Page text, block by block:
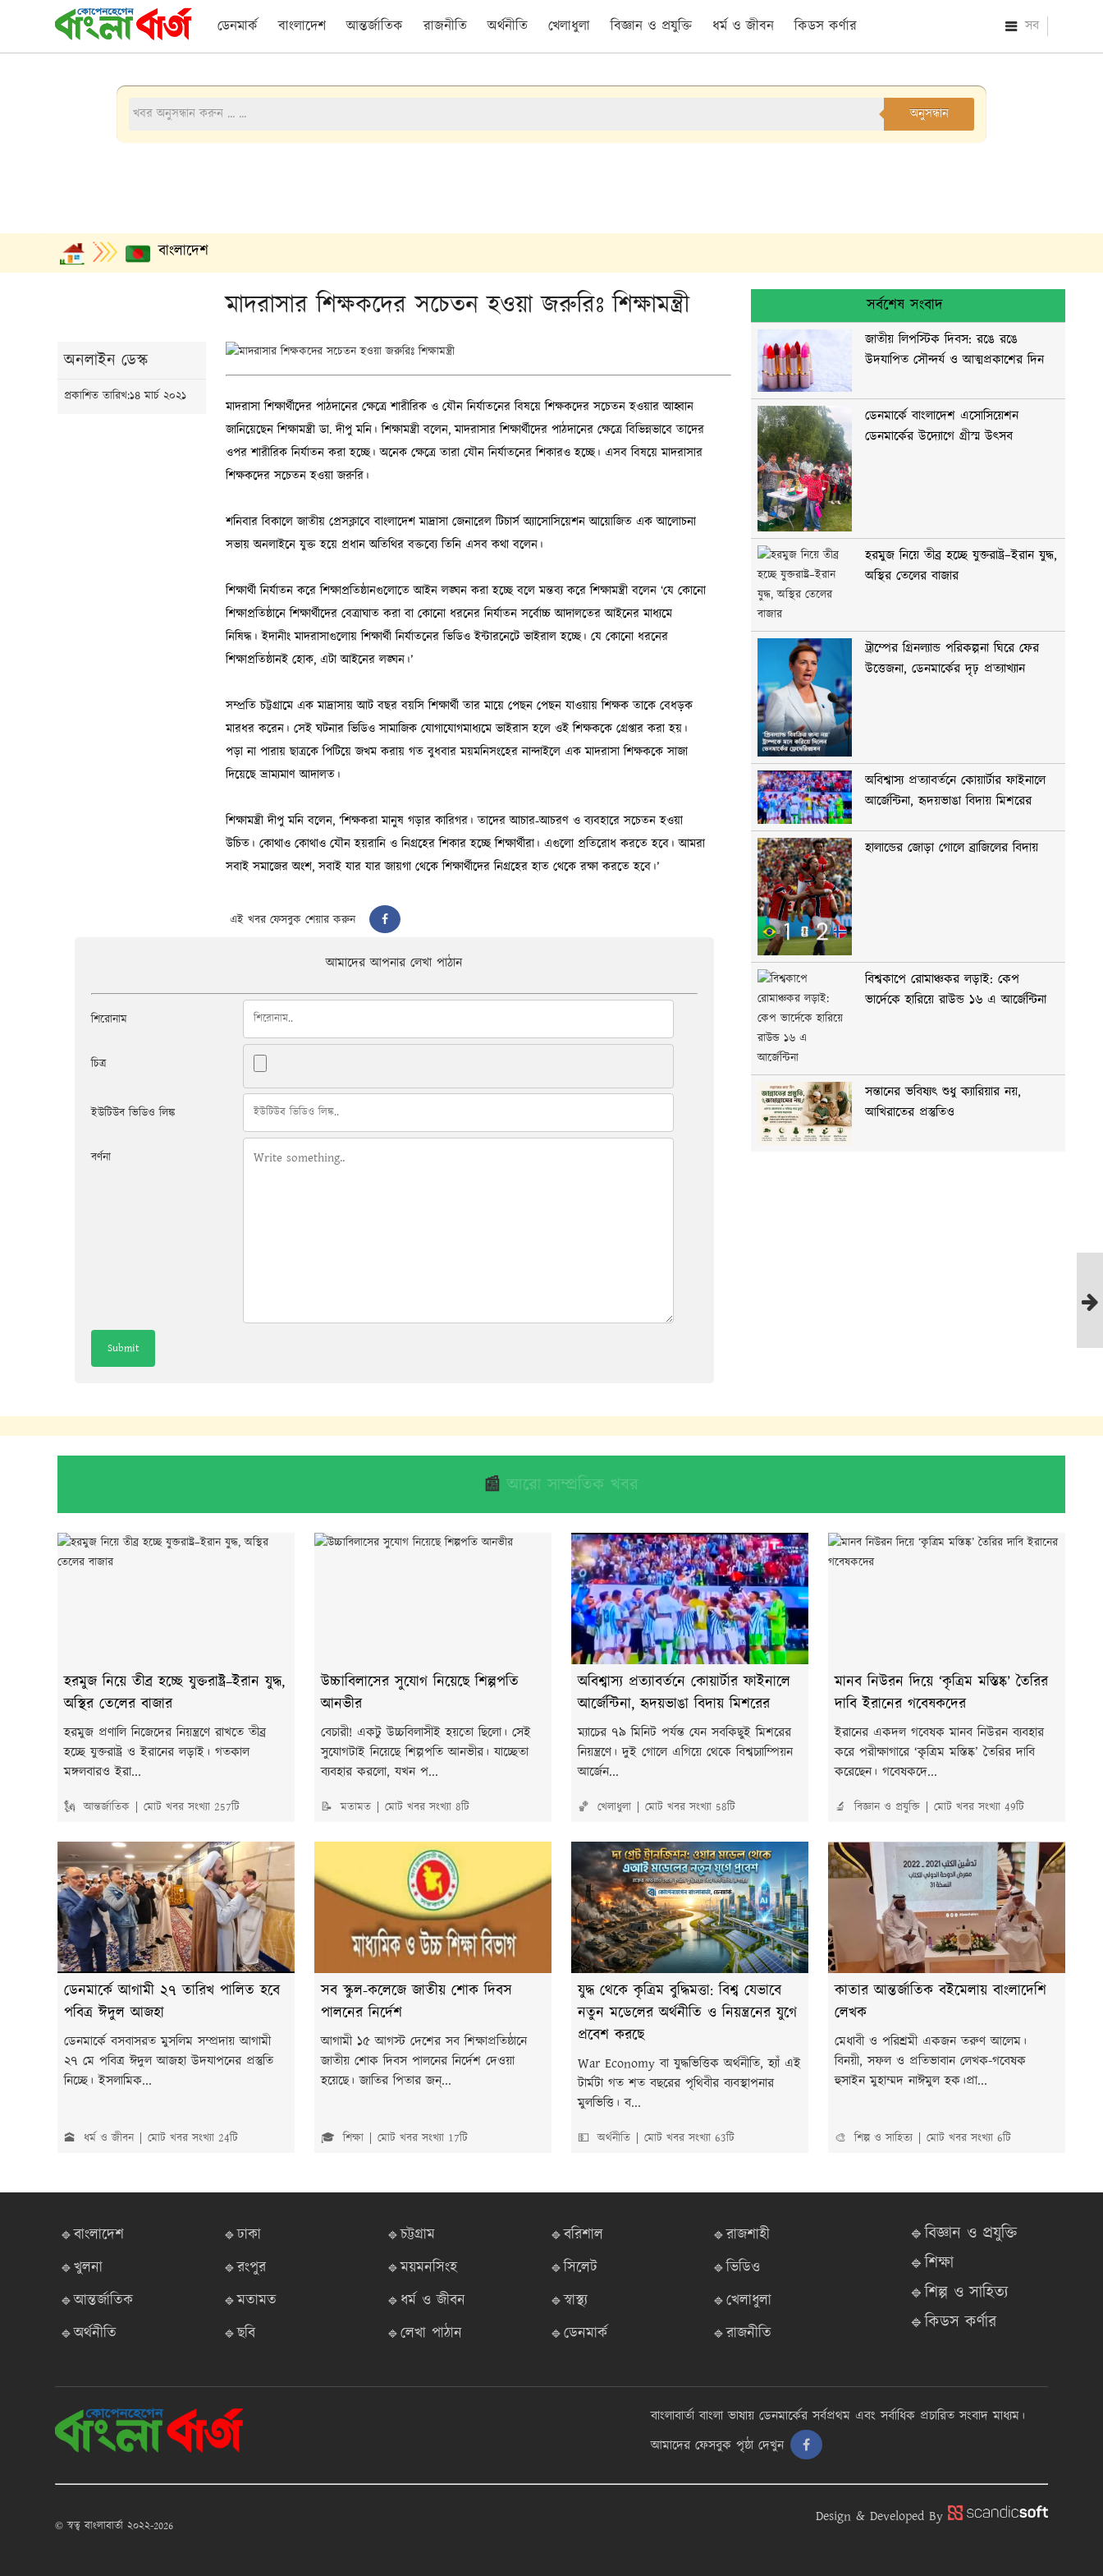
সব
ডেনমার্ক বাংলাদেশ আন্তর্জাতিক রাজনীতি অর্থনীতি খেলাধুলা বিজ্ঞান ও প্রযুক্তি ধর্ম ও জীবন কিডস কর্ণার
অনুসন্ধান
বাংলাদেশ
মাদরাসার শিক্ষকদের সচেতন হওয়া জরুরিঃ শিক্ষামন্ত্রী
অনলাইন ডেস্ক
প্রকাশিত তারিখ:১৪ মার্চ ২০২১
এই খবর ফেসবুক শেয়ার করুন
আমাদের আপনার লেখা পাঠান
শিরোনাম
চিত্র
ইউটিউব ভিডিও লিঙ্ক
বর্ণনা
সর্বশেষ সংবাদ
জাতীয় লিপস্টিক দিবস: রঙে রঙে
উদযাপিত সৌন্দর্য ও আত্মপ্রকাশের দিন
ডেনমার্কে বাংলাদেশ এসোসিয়েশন
ডেনমার্কের উদ্যোগে গ্রীস্ম উৎসব
হরমুজ নিয়ে তীব্র হচ্ছে যুক্তরাষ্ট্র–ইরান যুদ্ধ,
অস্থির তেলের বাজার
ট্রাম্পের গ্রিনল্যান্ড পরিকল্পনা ঘিরে ফের
উত্তেজনা, ডেনমার্কের দৃঢ় প্রত্যাখ্যান
অবিশ্বাস্য প্রত্যাবর্তনে কোয়ার্টার ফাইনালে
আর্জেন্টিনা, হৃদয়ভাঙা বিদায় মিশরের
হালান্ডের জোড়া গোলে ব্রাজিলের বিদায়
বিশ্বকাপে রোমাঞ্চকর লড়াই: কেপ
ভার্দেকে হারিয়ে রাউন্ড ১৬ এ আর্জেন্টিনা
সন্তানের ভবিষ্যৎ শুধু ক্যারিয়ার নয়,
আখিরাতের প্রস্তুতিও
📰আরো সাম্প্রতিক খবর
হরমুজ নিয়ে তীব্র হচ্ছে যুক্তরাষ্ট্র–ইরান যুদ্ধ,
অস্থির তেলের বাজার
হরমুজ প্রণালি নিজেদের নিয়ন্ত্রণে রাখতে তীব্র
হচ্ছে যুক্তরাষ্ট্র ও ইরানের লড়াই। গতকাল
মঙ্গলবারও ইরা...
🗽 আন্তর্জাতিক মোট খবর সংখ্যা 257টি
উচ্চাবিলাসের সুযোগ নিয়েছে শিল্পপতি
আনভীর
বেচারী! একটু উচ্চবিলাসীই হয়তো ছিলো। সেই
সুযোগটাই নিয়েছে শিল্পপতি আনভীর। যাচ্ছেতা
ব্যবহার করলো, যখন প...
📝 মতামত মোট খবর সংখ্যা 8টি
অবিশ্বাস্য প্রত্যাবর্তনে কোয়ার্টার ফাইনালে
আর্জেন্টিনা, হৃদয়ভাঙা বিদায় মিশরের
ম্যাচের ৭৯ মিনিট পর্যন্ত যেন সবকিছুই মিশরের
নিয়ন্ত্রণে। দুই গোলে এগিয়ে থেকে বিশ্বচ্যাম্পিয়ন
আর্জেন...
🏀 খেলাধুলা মোট খবর সংখ্যা 58টি
মানব নিউরন দিয়ে ‘কৃত্রিম মস্তিষ্ক’ তৈরির
দাবি ইরানের গবেষকদের
ইরানের একদল গবেষক মানব নিউরন ব্যবহার
করে পরীক্ষাগারে ‘কৃত্রিম মস্তিষ্ক’ তৈরির দাবি
করেছেন। গবেষকদে...
🔬 বিজ্ঞান ও প্রযুক্তি মোট খবর সংখ্যা 49টি
ডেনমার্কে আগামী ২৭ তারিখ পালিত হবে
পবিত্র ঈদুল আজহা
ডেনমার্কে বসবাসরত মুসলিম সম্প্রদায় আগামী
২৭ মে পবিত্র ঈদুল আজহা উদযাপনের প্রস্তুতি
নিচ্ছে। ইসলামিক...
🕋 ধর্ম ও জীবন মোট খবর সংখ্যা 24টি
সব স্কুল-কলেজে জাতীয় শোক দিবস
পালনের নির্দেশ
আগামী ১৫ আগস্ট দেশের সব শিক্ষাপ্রতিষ্ঠানে
জাতীয় শোক দিবস পালনের নির্দেশ দেওয়া
হয়েছে। জাতির পিতার জন্...
🎓 শিক্ষা মোট খবর সংখ্যা 17টি
যুদ্ধ থেকে কৃত্রিম বুদ্ধিমত্তা: বিশ্ব যেভাবে
নতুন মডেলের অর্থনীতি ও নিয়ন্ত্রনের যুগে
প্রবেশ করছে
War Economy বা যুদ্ধভিত্তিক অর্থনীতি, হ্যাঁ এই
টার্মটা গত শত বছরের পৃথিবীর ব্যবস্থাপনার
মুলভিত্তি। ব...
💵 অর্থনীতি মোট খবর সংখ্যা 63টি
কাতার আন্তর্জাতিক বইমেলায় বাংলাদেশি
লেখক
মেধাবী ও পরিশ্রমী একজন তরুণ আলেম।
বিনয়ী, সফল ও প্রতিভাবান লেখক-গবেষক
হুসাইন মুহাম্মদ নাঈমুল হক।প্রা...
🎨 শিল্প ও সাহিত্য মোট খবর সংখ্যা 6টি
🔹বাংলাদেশ 🔹ঢাকা 🔹চট্টগ্রাম 🔹বরিশাল
🔹রাজশাহী
🔹খুলনা
🔹রংপুর 🔹ময়মনসিংহ 🔹সিলেট
🔹ভিডিও
🔹আন্তর্জাতিক
🔹মতামত 🔹ধর্ম ও জীবন 🔹স্বাস্থ্য
🔹খেলাধুলা
🔹অর্থনীতি
🔹ছবি 🔹লেখা পাঠান 🔹ডেনমার্ক 🔹রাজনীতি
🔹বিজ্ঞান ও প্রযুক্তি
🔹শিক্ষা
🔹শিল্প ও সাহিত্য
🔹কিডস কর্ণার
বাংলাবার্তা বাংলা ভাষায় ডেনমার্কের সর্বপ্রথম এবং সর্বাধিক প্রচারিত সংবাদ মাধ্যম।
আমাদের ফেসবুক পৃষ্ঠা দেখুন
© স্বত্ব বাংলাবার্তা ২০২২-2026
Design & Developed By